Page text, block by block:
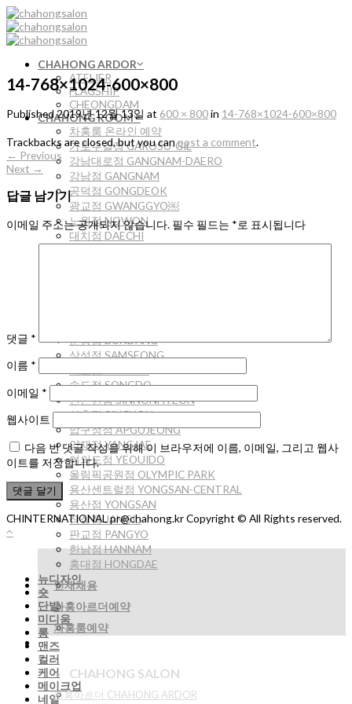
Skip
to
content
CHAHONG ARDOR
ATELIER
FLAGSHIP
CHEONGDAM
CHAHONG ROOM
차홍룸 온라인 예약
가로수길점 GAROSU-GIL
강남대로점 GANGNAM-DAERO
강남점 GANGNAM
공덕점 GONGDEOK
광교점 GWANGGYO￼
노원점 NOWON
대치점 DAECHI
분당점 BUNDANG
삼성점 SAMSEONG
송도점 SONGDO
신논현점 SINNONHYEON
신촌점 SINCHON
압구정점 APGUJEONG
양재점 YANGJAE
여의도점 YEOUIDO
올림픽공원점 OLYMPIC PARK
용산센트럴점 YONGSAN-CENTRAL
용산점 YONGSAN
잠실점 JAMSIL
판교점 PANGYO
한남점 HANNAM
홍대점 HONGDAE
뉴디자인
숏
단발
미디움
롱
맨즈
컬러
케어
메이크업
네일
14-768×1024-600×800
Published2019년 12월 13일 at 600 × 800in 14-768×1024-600×800
Trackbacks are closed, but you canpost a comment.
← Previous
Next →
답글 남기기
이메일 주소는 공개되지 않습니다. 필수 필드는 *로 표시됩니다
댓글 *
이름 *
이메일 *
웹사이트
다음 번 댓글 작성을 위해 이 브라우저에 이름, 이메일, 그리고 웹사
이트를 저장합니다.
CHINTERNATIONAL pr@chahong.kr Copyright © All Rights reserved.
인재채용
차홍아르더예약
차홍룸예약
CHAHONG SALON
차홍아르더 CHAHONG ARDOR